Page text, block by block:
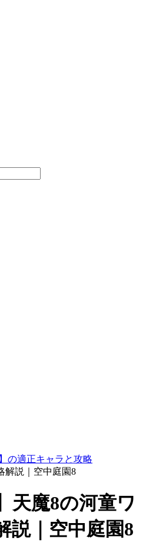
の適正キャラと攻略
解説｜空中庭園8
天魔8の河童ワ
説｜空中庭園8